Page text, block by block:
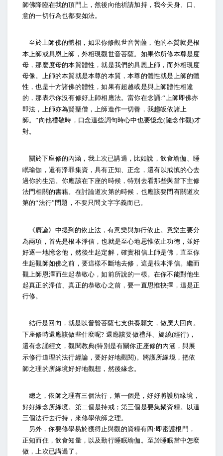
師佛降臨在我的頂門上，然後向他祈請加持，我今天身、口、
意的一切行為也都要如法。
至於上師佛的體相，如果你修觀世音菩薩，他的本質就是根
本上師或具恩上師，外相現觀世音菩薩。如果你所修本尊是度
母，那麼度母的本質體性，就是我們的具恩上師，而外相現度
母像。上師的本質就是本尊的本質，本尊的體性就是上師的體
性，也是十方諸佛的體性，如果有超越或是與上師體性相違
的，那表示你沒有修好上師相應法。當你在念誦:“ 上師即佛亦
即法，上師亦為賢聖僧，上師造作一切善，我趨皈依諸上
師。” 向他禮敬時，口念這些詞句時心中也要憶念(隨念作觀)才
對。
關於下座修的內涵，我上次已講過，比如說，飲食瑜伽、睡
眠瑜伽，還有淨罪集資，具有正知、正念，還有以戒慎的心去
過你的生活。你應該在下座的時候，特別去看那些與當下主修
法門相關的書藉。在討論道次第的時候，也應該要問有關道次
第的“法行”問題，不要只問文字字義而已。
《廣論》中提到的依止法，有意樂與加行依止。意樂主要分
為兩項，首先是根本淨信，也就是至心地思惟依止功德，並好
好逐一地憶念他，然後生起定解，確實相信上師是佛，直至你
生起觀師如佛之前，要這樣不斷地去修，這是根本淨信。繼而
觀上師恩澤而生起恭敬心，如前所說的一樣。在你不能對他生
起真正的淨信、真正的恭敬心之前，要一直思惟抉擇，這是正
行修。
結行是回向，就是以普賢菩薩七支供養願文，做廣大回向。
下座修時還應該做些什麼呢? 還應該要做禮拜、旋繞(經行) ，
還有念誦經文，觀閱教典(特別是有關你正座修的內涵，與展
示修行道理的法行經論，要好好地觀閱) 。將護所緣境，把依
師之理的所緣境好好地觀想，然後緣念。
總之，依師之理有三個法行，第一個是，好好將護所緣境，
好好緣念所緣境。第二個是持戒；第三個是要集聚資糧。以這
三個法行去行持，來修學依師之理。
另外，你要修學易於獲得止與觀的資糧有四 :即密護根門，
正知而住，飲食知量，以及勤行睡眠瑜伽。至於睡眠當中怎麼
做，上次已講過了。